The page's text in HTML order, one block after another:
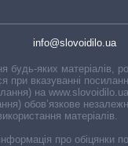
info@slovoidilo.ua
будь-яких матеріалів,
при вказуванні
на
обов’язкове
матеріалів.
про обіцянки